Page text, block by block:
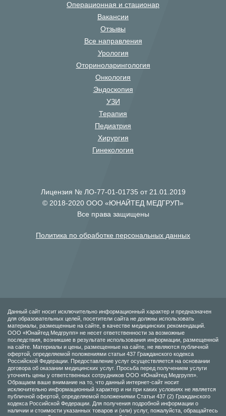
Операционная и стационар
Вакансии
Отзывы
Все направления
Урология
Оториноларингология
Онкология
Эндоскопия
УЗИ
Терапия
Педиатрия
Хирургия
Гинекология
Лицензия № ЛО-77-01-01735 от 21.01.2019
© 2018-2020 ООО «ЮНАЙТЕД МЕДГРУП»
Все права защищены
Политика по обработке персональных данных
Данный сайт носит исключительно информационный характер и предназначен
для образовательных целей, посетители сайта не должны использовать
материалы, размещенные на сайте, в качестве медицинских рекомендаций.
ООО «Юнайтед Медгрупп» не несет ответственности за возможные
последствия, возникшие в результате использования информации, размещенной
на сайте. Материалы и цены, размещенные на сайте, не являются публичной
офертой, определяемой положениями статьи 437 Гражданского кодекса
Российской Федерации. Предоставление услуг осуществляется на основании
договора об оказании медицинских услуг. Просьба перед получением услуги
уточнять цены у ответственных сотрудников ООО «Юнайтед Медгрупп».
Обращаем ваше внимание на то, что данный интернет-сайт носит
исключительно информационный характер и ни при каких условиях не является
публичной офертой, определяемой положениями Статьи 437 (2) Гражданского
кодекса Российской Федерации. Для получения подробной информации о
наличии и стоимости указанных товаров и (или) услуг, пожалуйста, обращайтесь